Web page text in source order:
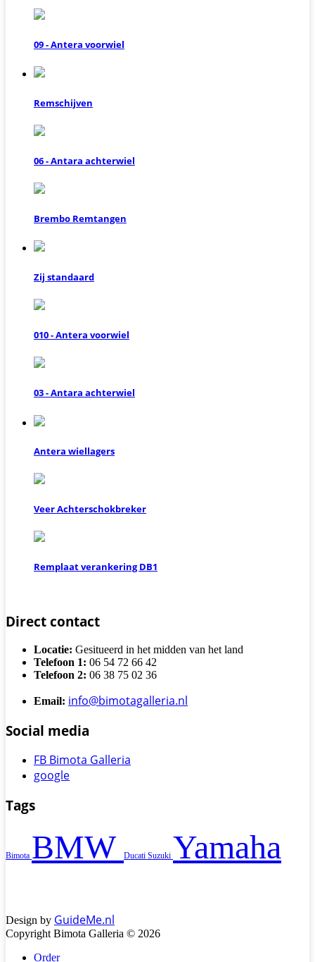
09 - Antera voorwiel
Remschijven
06 - Antara achterwiel
Brembo Remtangen
Zij standaard
010 - Antera voorwiel
03 - Antara achterwiel
Antera wiellagers
Veer Achterschokbreker
Remplaat verankering DB1
Direct contact
Locatie: Gesitueerd in het midden van het land
Telefoon 1: 06 54 72 66 42
Telefoon 2: 06 38 75 02 36
Email: info@bimotagalleria.nl
Social media
FB Bimota Galleria
google
Tags
Bimota BMW Ducati Suzuki Yamaha
Design by GuideMe.nl
Copyright Bimota Galleria © 2026
Order